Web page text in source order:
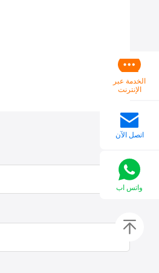
الخدمة عبر
الإنترنت
اتصل الآن
واتس اب